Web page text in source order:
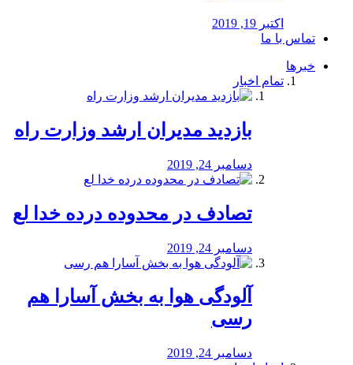
اکتبر 19, 2019
تماس با ما
خبرها
تمام اخبار
بازدید مدیران ارشد وزارت راه
دسامبر 24, 2019
تصادف در محدوده درده خدا لع
دسامبر 24, 2019
آلودگی هوا به بخش آسارا هم
رسی
دسامبر 24, 2019